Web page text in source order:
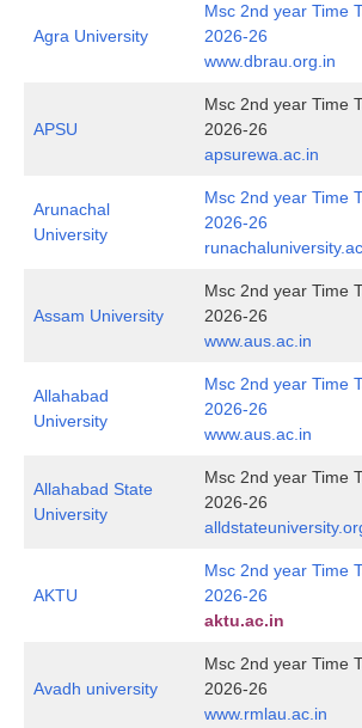
Agra University
Msc 2nd year Time
2026-26
www.dbrau.org.in
APSU
Msc 2nd year Time
2026-26
apsurewa.ac.in
Arunachal
University
Msc 2nd year Time
2026-26
Assam University
Msc 2nd year Time
2026-26
www.aus.ac.in
Allahabad
University
Msc 2nd year Time
2026-26
www.aus.ac.in
Allahabad State
University
Msc 2nd year Time
2026-26
AKTU
Msc 2nd year Time
2026-26
aktu.ac.in
Avadh university
Msc 2nd year Time
2026-26
www.rmlau.ac.in